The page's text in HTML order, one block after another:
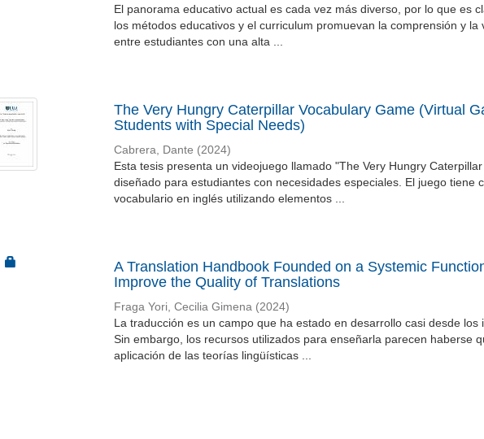
El panorama educativo actual es cada vez más diverso, por lo que es
los métodos educativos y el curriculum promuevan la comprensión y la
entre estudiantes con una alta ...
The Very Hungry Caterpillar Vocabulary Game (Virtual
Students with Special Needs)
Cabrera, Dante (2024)
Esta tesis presenta un videojuego llamado "The Very Hungry Caterpillar
diseñado para estudiantes con necesidades especiales. El juego tiene
vocabulario en inglés utilizando elementos ...
A Translation Handbook Founded on a Systemic
Improve the Quality of Translations
Fraga Yori, Cecilia Gimena (2024)
La traducción es un campo que ha estado en desarrollo casi desde los
Sin embargo, los recursos utilizados para enseñarla parecen haberse
aplicación de las teorías lingüísticas ...